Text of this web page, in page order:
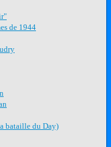
de 1944
bataille du Day)